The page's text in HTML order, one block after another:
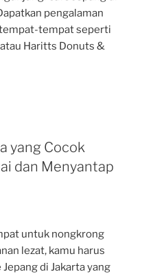
pengalaman
tempat seperti
Haritts Donuts &
yang Cocok
dan Menyantap
untuk nongkrong
lezat, kamu harus
di Jakarta yang